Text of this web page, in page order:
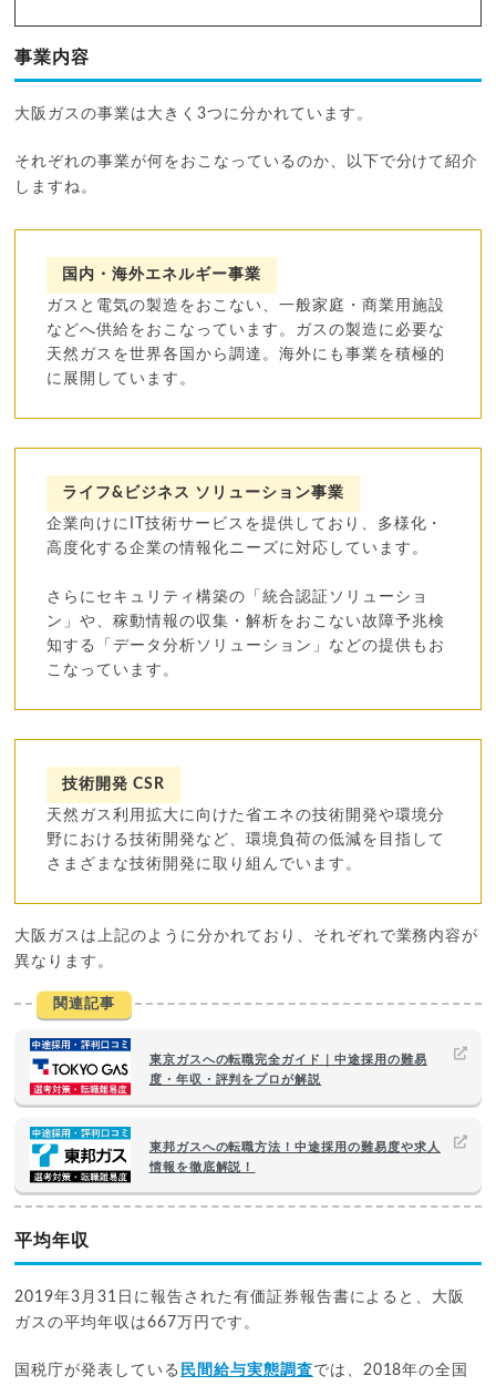
事業内容
大阪ガスの事業は大きく3つに分かれています。
それぞれの事業が何をおこなっているのか、以下で分けて紹介
しますね。
国内・海外エネルギー事業
ガスと電気の製造をおこない、一般家庭・商業用施設
などへ供給をおこなっています。ガスの製造に必要な
天然ガスを世界各国から調達。海外にも事業を積極的
に展開しています。
ライフ&ビジネス ソリューション事業
企業向けにIT技術サービスを提供しており、多様化・
高度化する企業の情報化ニーズに対応しています。
さらにセキュリティ構築の「統合認証ソリューショ
ン」や、稼動情報の収集・解析をおこない故障予兆検
知する「データ分析ソリューション」などの提供もお
こなっています。
技術開発 CSR
天然ガス利用拡大に向けた省エネの技術開発や環境分
野における技術開発など、環境負荷の低減を目指して
さまざまな技術開発に取り組んでいます。
大阪ガスは上記のように分かれており、それぞれで業務内容が
異なります。
関連記事
東京ガスへの転職完全ガイド｜中途採用の難易
度・年収・評判をプロが解説
東邦ガスへの転職方法！中途採用の難易度や求人
情報を徹底解説！
平均年収
2019年3月31日に報告された有価証券報告書によると、大阪
ガスの平均年収は667万円です。
国税庁が発表している 民間給与実態調査では、2018年の全国